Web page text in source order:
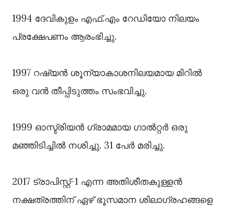
1994 ദേവികുളം എഫ്.എം റേഡിയോ നിലയം
പ്രക്ഷേപണം ആരംഭിച്ചു.
1997 റഷ്യൻ ശൂന്യാകാശനിലയമായ മിറിൽ
ഒരു വൻ തീപ്പിടുത്തം സംഭവിച്ചു.
1999 ഓസ്ട്രിയൻ ഗ്രാമമായ ഗാൽറ്റർ ഒരു
മഞ്ഞിടിച്ചിൽ നശിച്ചു. 31 പേർ മരിച്ചു.
2017 ട്രാപിസ്റ്റ്-1 എന്ന അതിശീതകുള്ളൻ
നക്ഷത്രത്തിന് ഏഴ് ഭൂസമാന ശിലാഗ്രഹങ്ങളെ